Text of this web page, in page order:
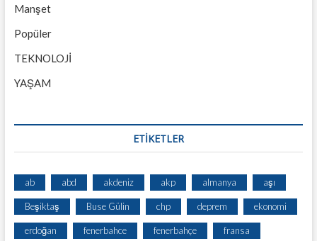
Manşet
Popüler
TEKNOLOJİ
YAŞAM
ETİKETLER
ab abd akdeniz akp almanya aşı
Beşiktaş Buse Gülin chp deprem ekonomi
erdoğan fenerbahce fenerbahçe fransa